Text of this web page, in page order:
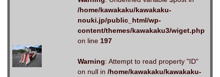
/home/kawakaku/kawakaku-
nouki.jp/public_html/wp-
content/themes/kawakaku3/wiget.php
on line 197
Warning: Attempt to read property "ID"
on null in /home/kawakaku/kawakaku-